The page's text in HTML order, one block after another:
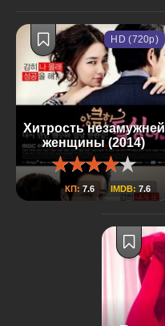
Хитрость незамужней
женщины (2014)
КП: 7.6 IMDB: 7.6
HD (720p)